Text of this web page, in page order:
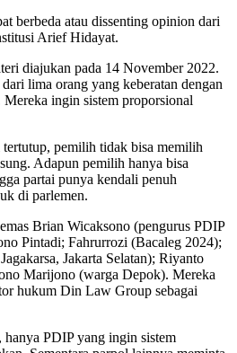
berbeda atau dissenting opinion dari
Arief Hidayat.
diajukan pada 14 November 2022.
lima orang yang keberatan dengan
ingin sistem proporsional
pemilih tidak bisa memilih
Adapun pemilih hanya bisa
partai punya kendali penuh
di parlemen.
Brian Wicaksono (pengurus PDIP
Pintadi; Fahrurrozi (Bacaleg 2024);
Jakarta Selatan); Riyanto
Marijono (warga Depok). Mereka
hukum Din Law Group sebagai
PDIP yang ingin sistem